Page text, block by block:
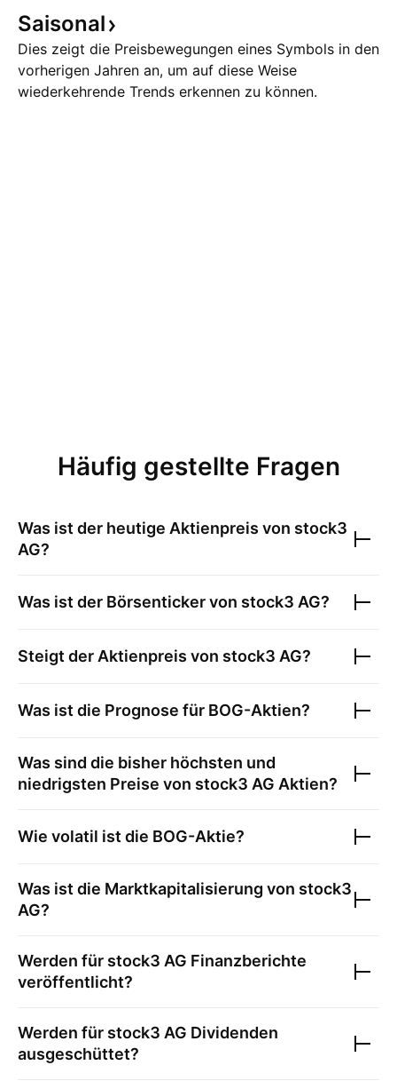
Saisonal
Dies zeigt die Preisbewegungen eines Symbols in den
vorherigen Jahren an, um auf diese Weise
wiederkehrende Trends erkennen zu können.
Häufig gestellte Fragen
Was ist der heutige Aktienpreis von stock3
AG?
Was ist der Börsenticker von stock3 AG?
Steigt der Aktienpreis von stock3 AG?
Was ist die Prognose für BOG-Aktien?
Was sind die bisher höchsten und
niedrigsten Preise von stock3 AG Aktien?
Wie volatil ist die BOG-Aktie?
Was ist die Marktkapitalisierung von stock3
AG?
Werden für stock3 AG Finanzberichte
veröffentlicht?
Werden für stock3 AG Dividenden
ausgeschüttet?